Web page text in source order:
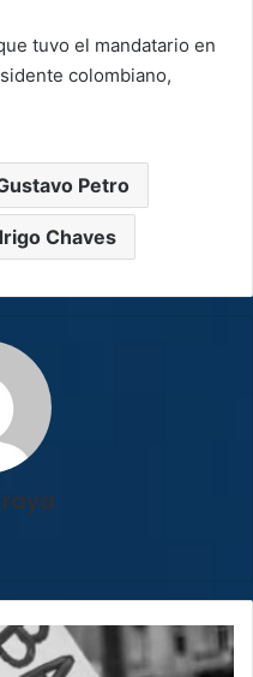
tuvo el mandatario en
colombiano,
Petro
Chaves